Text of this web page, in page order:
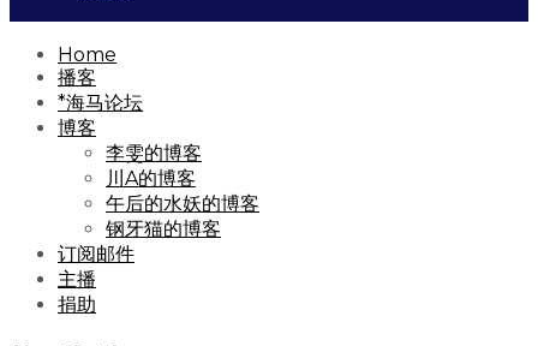
Home
播客
*海马论坛
博客
李雯的博客
川A的博客
午后的水妖的博客
钢牙猫的博客
订阅邮件
主播
捐助